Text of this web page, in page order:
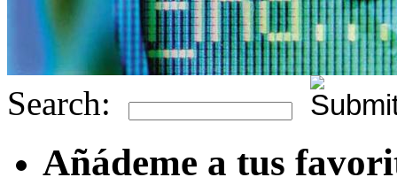
Search:
Añádeme a tus